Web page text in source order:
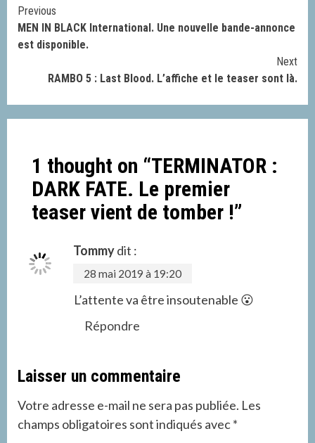
Continue
Reading
Previous
MEN IN BLACK International. Une nouvelle bande-annonce
est disponible.
Next
RAMBO 5 : Last Blood. L’affiche et le teaser sont là.
1 thought on “TERMINATOR :
DARK FATE. Le premier
teaser vient de tomber !”
Tommydit :
28 mai 2019 à 19:20
L’attente va être insoutenable 😮
Répondre
Laisser un commentaire
Votre adresse e-mail ne sera pas publiée. Les
champs obligatoires sont indiqués avec*